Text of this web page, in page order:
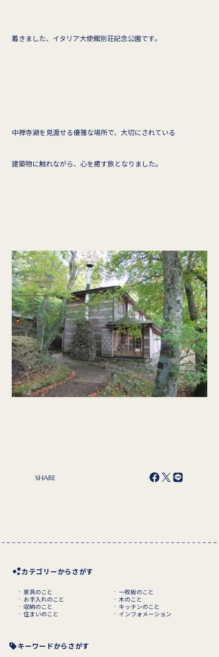
着きました、イタリア大使館別荘記念公園です。
中禅寺湖を見渡せる優雅な場所で、大切にされている
建築物に触れながら、心を癒す旅となりました。
SHARE
カテゴリーからさがす
家具のこと
一枚板のこと
お手入れのこと
木のこと
収納のこと
キッチンのこと
住まいのこと
インフォメーション
キーワードからさがす